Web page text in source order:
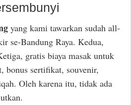
yang kami tawarkan sudah all-
se-Bandung Raya. Kedua,
gratis biaya masak untuk
bonus sertifikat, souvenir,
Oleh karena itu, tidak ada